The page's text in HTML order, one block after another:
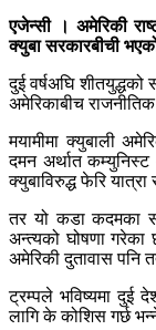
एजेन्सी । अमेरिकी
क्युबा सरकारबीची
दुई वर्षअघि
अमेरिकाबीच
मयामीमा क्युबाली
दमन अर्थात
क्युबाविरुद्ध फेरि
तर यो कडा कदमका
अन्त्यको घोषणा गरेका
अमेरिकी दुतावास पनि
ट्रम्पले भविष्यमा दुई
लागि के कोशिस गर्छ